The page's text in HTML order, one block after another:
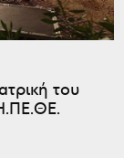
του